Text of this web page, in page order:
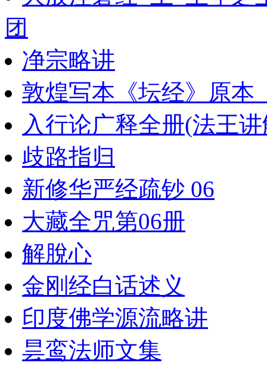
团
净宗略讲
敦煌写本《坛经》原本
入行论广释全册(法王
歧路指归
新修华严经疏钞 06
大藏全咒第06册
解脫心
金刚经白话述义
印度佛学源流略讲
昙鸾法师文集